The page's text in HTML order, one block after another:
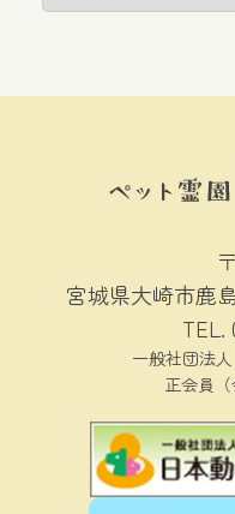
宮城県大崎市鹿
TEL.
一般社団法
正会員（